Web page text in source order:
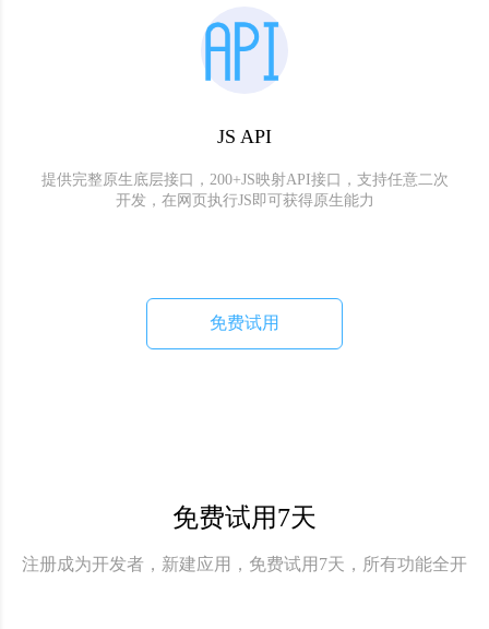
JS API
提供完整原生底层接口，200+JS映射API接口，支持任意二次
开发，在网页执行JS即可获得原生能力
免费试用
免费试用7天
注册成为开发者，新建应用，免费试用7天，所有功能全开